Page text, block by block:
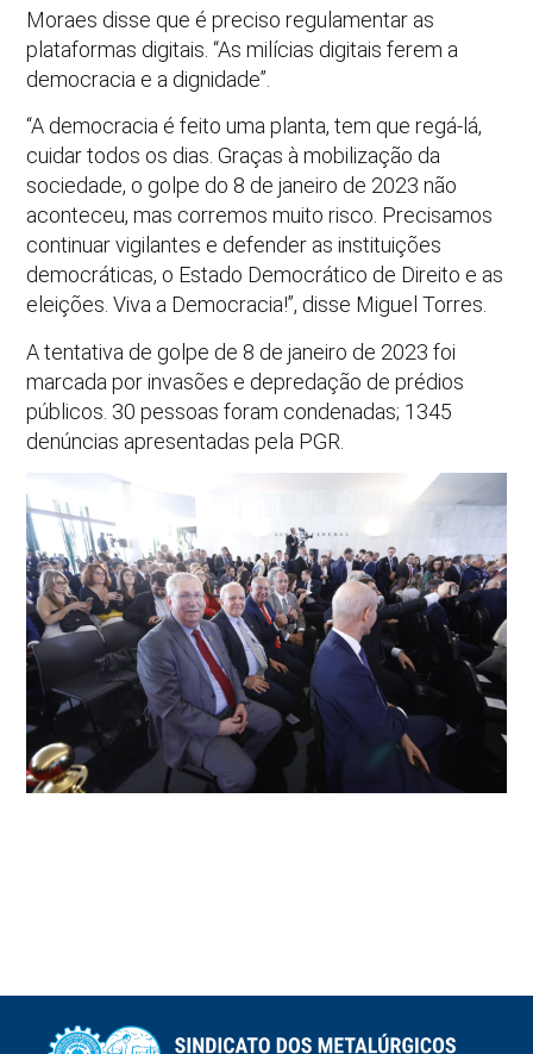
Moraes disse que é preciso regulamentar as
plataformas digitais. “As milícias digitais ferem a
democracia e a dignidade”.
“A democracia é feito uma planta, tem que regá-lá,
cuidar todos os dias. Graças à mobilização da
sociedade, o golpe do 8 de janeiro de 2023 não
aconteceu, mas corremos muito risco. Precisamos
continuar vigilantes e defender as instituições
democráticas, o Estado Democrático de Direito e as
eleições. Viva a Democracia!”, disse Miguel Torres.
A tentativa de golpe de 8 de janeiro de 2023 foi
marcada por invasões e depredação de prédios
públicos. 30 pessoas foram condenadas; 1345
denúncias apresentadas pela PGR.